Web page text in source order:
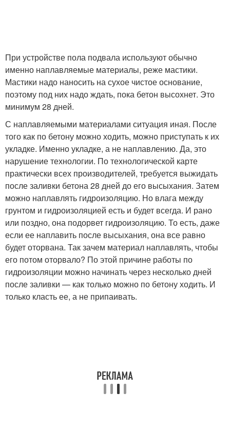
При устройстве пола подвала используют обычно
именно наплавляемые материалы, реже мастики.
Мастики надо наносить на сухое чистое основание,
поэтому под них надо ждать, пока бетон высохнет. Это
минимум 28 дней.
С наплавляемыми материалами ситуация иная. После
того как по бетону можно ходить, можно приступать к их
укладке. Именно укладке, а не наплавлению. Да, это
нарушение технологии. По технологической карте
практически всех производителей, требуется выжидать
после заливки бетона 28 дней до его высыхания. Затем
можно наплавлять гидроизоляцию. Но влага между
грунтом и гидроизоляцией есть и будет всегда. И рано
или поздно, она подорвет гидроизоляцию. То есть, даже
если ее наплавить после высыхания, она все равно
будет оторвана. Так зачем материал наплавлять, чтобы
его потом оторвало? По этой причине работы по
гидроизоляции можно начинать через несколько дней
после заливки — как только можно по бетону ходить. И
только класть ее, а не припаивать.